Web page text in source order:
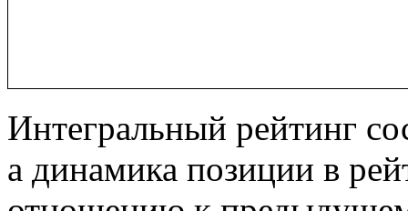
Интегральный рейтинг
а динамика позиции в